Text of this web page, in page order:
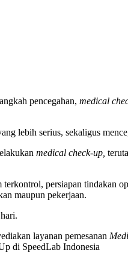
pencegahan, medical
lebih serius, sekaligus
medical check-up,
persiapan tindakan
maupun pekerjaan.
layanan pemesanan
di SpeedLab Indonesia